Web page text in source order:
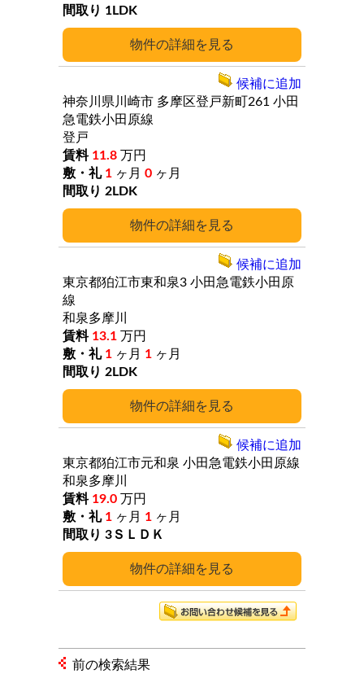
詳細
1LDK
詳細
神奈川県川崎市 多摩区登戸新町261 小田
急電鉄小田原線
登戸
11.8 万円
1 ヶ月 0 ヶ月
2LDK
候補に追加
詳細
東京都狛江市東和泉3 小田急電鉄小田原
線
和泉多摩川
13.1 万円
1 ヶ月 1 ヶ月
2LDK
候補に追加
詳細
東京都狛江市元和泉 小田急電鉄小田原線
和泉多摩川
19.0 万円
1 ヶ月 1 ヶ月
3ＳＬＤＫ
候補に追加
前の検索結果